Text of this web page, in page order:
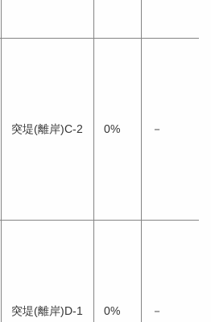
突堤(離岸)C-2 0% －
突堤(離岸)D-1 0% －